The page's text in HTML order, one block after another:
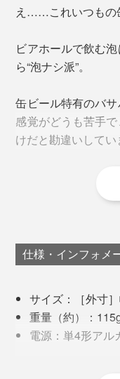
※ビールと泡を7：3で注ぐ
ほかのビールサーバ
も、“ひと泡”違います
ているように見え
① 冷えたビール
ビールの温度が高
ぎても泡立たなく
ことが大事。冷蔵
質も損なわれてしま
※一般的なビール「ピルス
もちろん、発泡酒
ルビールでも、しっ
上部の超音波ユニ
衛生的にお使いい
え……これいつもの
ビアホールで飲む
ら“泡ナシ派”。
缶ビール特有のバ
感覚がどうも苦手
けだと勘違いしてい
缶ビールの泡って
仕様・インフォメ
サイズ：［外寸
重量（約）：
電源：単4形アル